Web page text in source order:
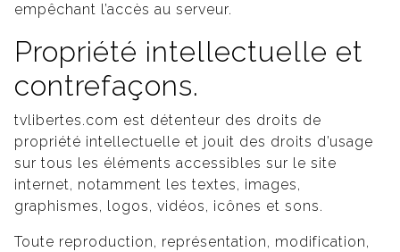
empêchant l’accès au serveur.
Propriété intellectuelle et
contrefaçons.
tvlibertes.com est détenteur des droits de
propriété intellectuelle et jouit des droits d’usage
sur tous les éléments accessibles sur le site
internet, notamment les textes, images,
graphismes, logos, vidéos, icônes et sons.
Toute reproduction, représentation, modification,